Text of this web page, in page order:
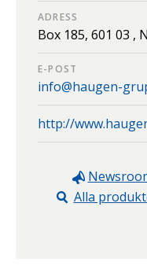
ADRESS
Box 185, 601 03 ,
E-POST
info@haugen-
http://
Alla